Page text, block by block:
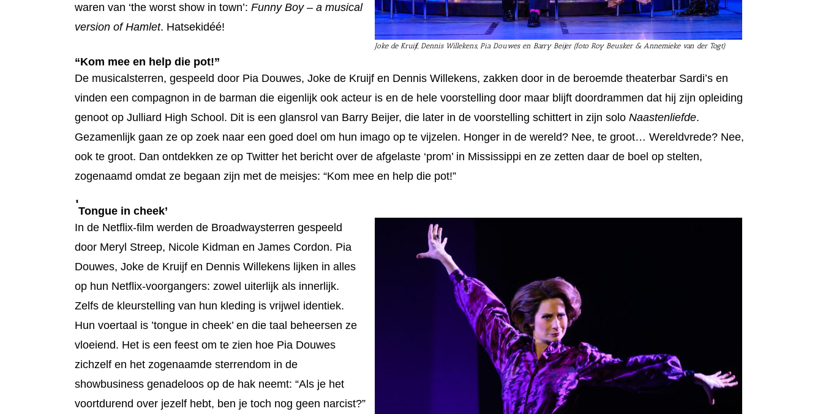
Joke de Kruijf, Dennis Willekens, Pia Douwes en Barry Beijer (foto Roy Beusker & Annemieke van der Togt)
waren van ‘the worst show in town’: Funny Boy – a musical
version of Hamlet. Hatsekidéé!
“Kom mee en help die pot!”
De musicalsterren, gespeeld door Pia Douwes, Joke de Kruijf en Dennis Willekens, zakken door in de beroemde theaterbar Sardi’s en
vinden een compagnon in de barman die eigenlijk ook acteur is en de hele voorstelling door maar blijft doordrammen dat hij zijn opleiding
genoot op Julliard High School. Dit is een glansrol van Barry Beijer, die later in de voorstelling schittert in zijn solo Naastenliefde.
Gezamenlijk gaan ze op zoek naar een goed doel om hun imago op te vijzelen. Honger in de wereld? Nee, te groot… Wereldvrede? Nee,
ook te groot. Dan ontdekken ze op Twitter het bericht over de afgelaste ‘prom’ in Mississippi en ze zetten daar de boel op stelten,
zogenaamd omdat ze begaan zijn met de meisjes: “Kom mee en help die pot!”
‘Tongue in cheek’
In de Netflix-film werden de Broadwaysterren gespeeld
door Meryl Streep, Nicole Kidman en James Cordon. Pia
Douwes, Joke de Kruijf en Dennis Willekens lijken in alles
op hun Netflix-voorgangers: zowel uiterlijk als innerlijk.
Zelfs de kleurstelling van hun kleding is vrijwel identiek.
Hun voertaal is ’tongue in cheek’ en die taal beheersen ze
vloeiend. Het is een feest om te zien hoe Pia Douwes
zichzelf en het zogenaamde sterrendom in de
showbusiness genadeloos op de hak neemt: “Als je het
voortdurend over jezelf hebt, ben je toch nog geen narcist?”